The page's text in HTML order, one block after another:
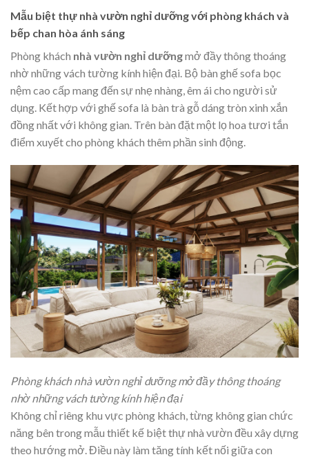
Mẫu biệt thự nhà vườn nghỉ dưỡng với phòng khách và
bếp chan hòa ánh sáng
Phòng khách nhà vườn nghỉ dưỡngmở đầy thông thoáng
nhờ những vách tường kính hiện đại. Bộ bàn ghế sofa bọc
nệm cao cấp mang đến sự nhẹ nhàng, êm ái cho người sử
dụng. Kết hợp với ghế sofa là bàn trà gỗ dáng tròn xinh xắn
đồng nhất với không gian. Trên bàn đặt một lọ hoa tươi tắn
điểm xuyết cho phòng khách thêm phần sinh động.
Phòng khách nhà vườn nghỉ dưỡng mở đầy thông thoáng
nhờ những vách tường kính hiện đại
Không chỉ riêng khu vực phòng khách, từng không gian chức
năng bên trong mẫu thiết kế biệt thự nhà vườn đều xây dựng
theo hướng mở. Điều này làm tăng tính kết nối giữa con